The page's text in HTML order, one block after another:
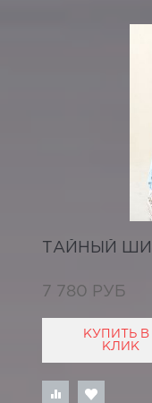
ТАЙНЫЙ
7 780 РУБ
КУПИТЬ В
КЛИК